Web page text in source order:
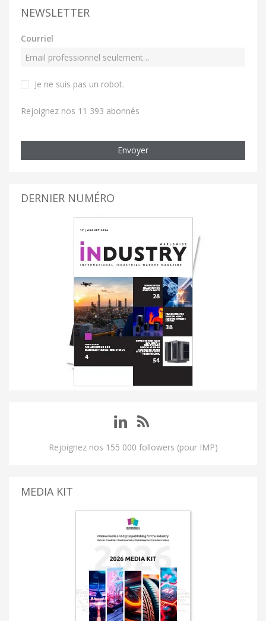
NEWSLETTER
Courriel
Je ne suis pas un robot.
Rejoignez nos 11 393 abonnés
Envoyer
DERNIER NUMÉRO
Rejoignez nos 155 000 followers (pour IMP)
MEDIA KIT